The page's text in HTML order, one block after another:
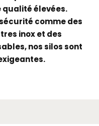
qualité élevées.
comme des
inox et des
nos silos sont